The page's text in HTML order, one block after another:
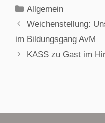
Allgemein
Weichenstellung:
im Bildungsgang AvM
KASS zu Gast im